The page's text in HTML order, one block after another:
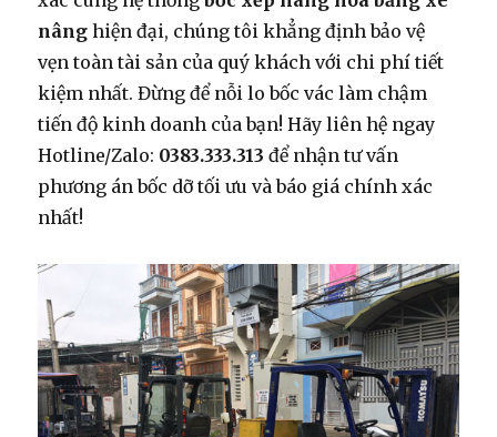
nâng hiện đại, chúng tôi khẳng định bảo vệ
vẹn toàn tài sản của quý khách với chi phí tiết
kiệm nhất. Đừng để nỗi lo bốc vác làm chậm
tiến độ kinh doanh của bạn! Hãy liên hệ ngay
Hotline/Zalo: 0383.333.313 để nhận tư vấn
phương án bốc dỡ tối ưu và báo giá chính xác
nhất!